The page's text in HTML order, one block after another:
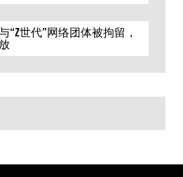
“Z世代”网络团体被拘留，